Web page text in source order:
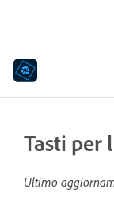
Tasti per
Ultimo